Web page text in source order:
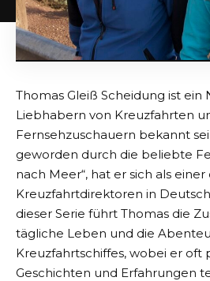
Thomas Gleiß Scheidung ist ein
Liebhabern von Kreuzfahrten
Fernsehzuschauern bekannt
geworden durch die beliebte
nach Meer“, hat er sich als
Kreuzfahrtdirektoren in
dieser Serie führt Thomas die
tägliche Leben und die
Kreuzfahrtschiffes, wobei er oft
Geschichten und Erfahrungen